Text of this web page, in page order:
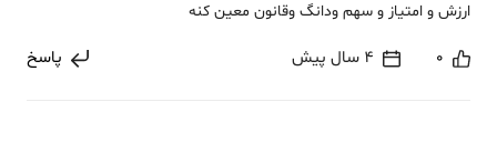
ارزش و امتیاز و سهم ودانگ وقانون معین کنه
0 4 سال پیش پاسخ